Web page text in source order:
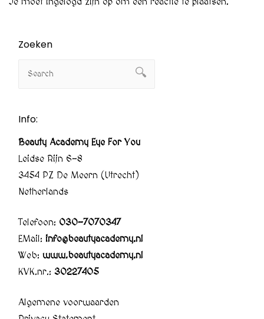
Zoeken
Info:
Beauty Academy Eye For You
Leidse Rijn 6-8
3454 PZ De Meern (Utrecht)
Netherlands
Telefoon: 030-7070347
EMail: info@beautyacademy.nl
Web: www.beautyacademy.nl
KVK.nr.: 30227405
Algemene voorwaarden